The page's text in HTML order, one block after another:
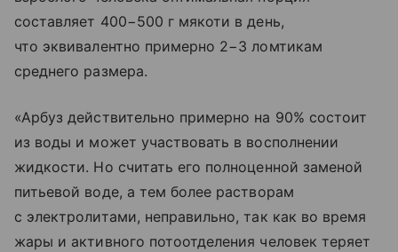
составляет 400−500 г мякоти в день,
что эквивалентно примерно 2−3 ломтикам
среднего размера.
«Арбуз действительно примерно на 90% состоит
из воды и может участвовать в восполнении
жидкости. Но считать его полноценной заменой
питьевой воде, а тем более растворам
с электролитами, неправильно, так как во время
жары и активного потоотделения человек теряет